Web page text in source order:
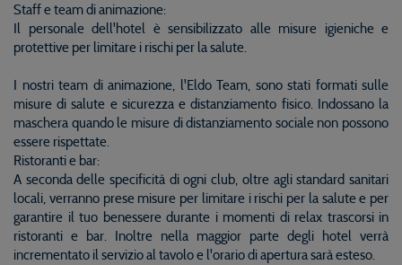
Staff e team di animazione:
Il personale dell'hotel è sensibilizzato alle misure igieniche e
protettive per limitare i rischi per la salute.
I nostri team di animazione, l'Eldo Team, sono stati formati sulle
misure di salute e sicurezza e distanziamento fisico. Indossano la
maschera quando le misure di distanziamento sociale non possono
essere rispettate.
Ristoranti e bar:
A seconda delle specificità di ogni club, oltre agli standard sanitari
locali, verranno prese misure per limitare i rischi per la salute e per
garantire il tuo benessere durante i momenti di relax trascorsi in
ristoranti e bar. Inoltre nella maggior parte degli hotel verrà
incrementato il servizio al tavolo e l'orario di apertura sarà esteso.